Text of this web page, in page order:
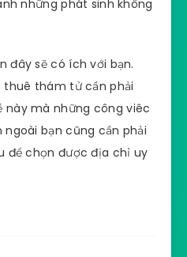
những phát sinh không
đây sẽ có ích với bạn.
thuê thám tử cần phải
này mà những công viêc
bạn cũng cần phải
để chọn được địa chỉ uy